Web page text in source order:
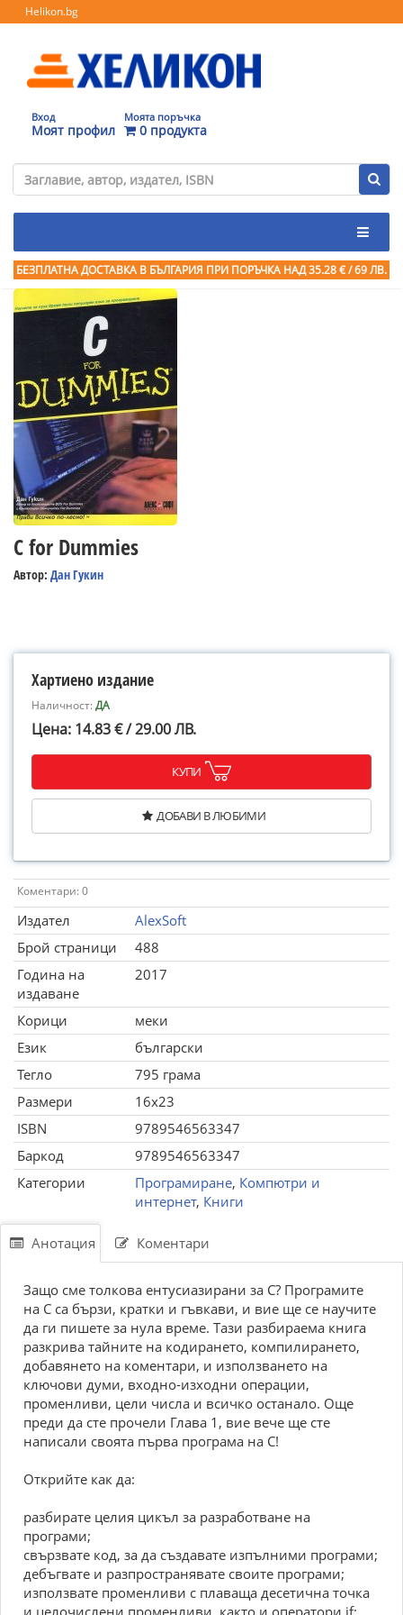
Helikon.bg
Вход
Моят профил
Моята поръчка
0 продукта
БЕЗПЛАТНА ДОСТАВКА В БЪЛГАРИЯ ПРИ ПОРЪЧКА НАД 35.28 € / 69 ЛВ.
C for Dummies
Автор: Дан Гукин
Хартиено издание
Наличност:ДА
Цена: 14.83 € / 29.00 ЛВ.
КУПИ
ДОБАВИ В ЛЮБИМИ
Коментари: 0
Издател
AlexSoft
Брой страници
488
Година на
издаване
2017
Корици
меки
Език
български
Тегло
795 грама
Размери
16x23
ISBN
9789546563347
Баркод
9789546563347
Категории
Програмиране, Компютри и
интернет, Книги
Анотация Коментари
Защо сме толкова ентусиазирани за С? Програмите
на С са бързи, кратки и гъвкави, и вие ще се научите
да ги пишете за нула време. Тази разбираема книга
разкрива тайните на кодирането, компилирането,
добавянето на коментари, и използването на
ключови думи, входно-изходни операции,
променливи, цели числа и всичко останало. Още
преди да сте прочели Глава 1, вие вече ще сте
написали своята първа програма на С!
Открийте как да:
разбирате целия цикъл за разработване на
програми;
свързвате код, за да създавате изпълними програми;
дебъгвате и разпространявате своите програми;
използвате променливи с плаваща десетична точка
и целочислени променливи, както и оператори if;